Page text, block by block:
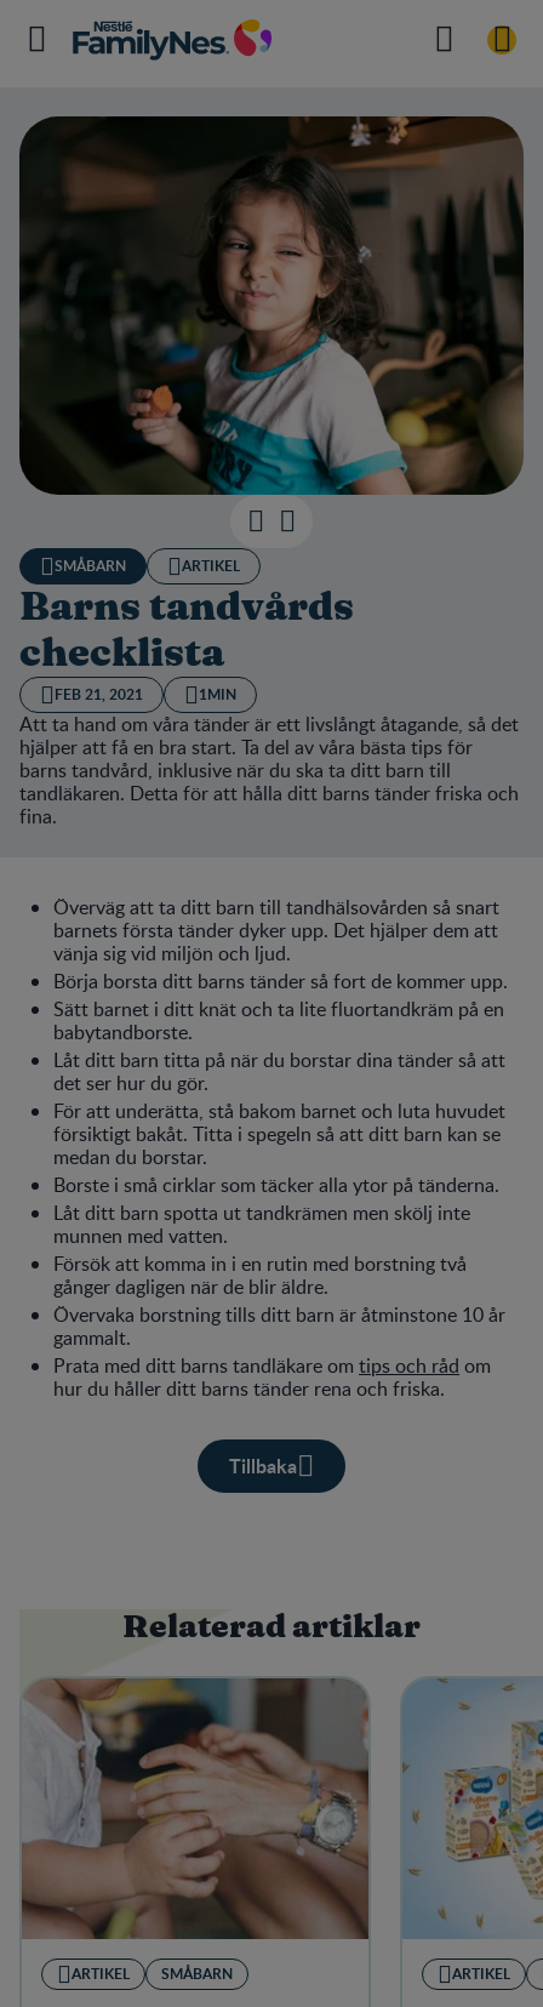
SMÅBARN ARTIKEL
Barns tandvårds
checklista
FEB 21, 2021 1MIN
Att ta hand om våra tänder är ett livslångt åtagande, så det
hjälper att få en bra start. Ta del av våra bästa tips för
barns tandvård, inklusive när du ska ta ditt barn till
tandläkaren. Detta för att hålla ditt barns tänder friska och
fina.
Överväg att ta ditt barn till tandhälsovården så snart
barnets första tänder dyker upp. Det hjälper dem att
vänja sig vid miljön och ljud.
Börja borsta ditt barns tänder så fort de kommer upp.
Sätt barnet i ditt knät och ta lite fluortandkräm på en
babytandborste.
Låt ditt barn titta på när du borstar dina tänder så att
det ser hur du gör.
För att underätta, stå bakom barnet och luta huvudet
försiktigt bakåt. Titta i spegeln så att ditt barn kan se
medan du borstar.
Borste i små cirklar som täcker alla ytor på tänderna.
Låt ditt barn spotta ut tandkrämen men skölj inte
munnen med vatten.
Försök att komma in i en rutin med borstning två
gånger dagligen när de blir äldre.
Övervaka borstning tills ditt barn är åtminstone 10 år
gammalt.
Prata med ditt barns tandläkare om tips och råd om
hur du håller ditt barns tänder rena och friska.
Tillbaka
Relaterad artiklar
ARTIKEL SMÅBARN ARTIKEL